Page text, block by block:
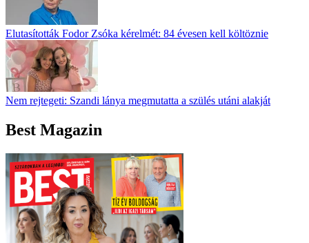
Elutasították Fodor Zsóka kérelmét: 84 évesen kell költöznie
Nem rejtegeti: Szandi lánya megmutatta a szülés utáni alakját
Best Magazin